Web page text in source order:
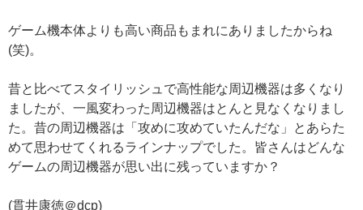
ゲーム機本体よりも高い商品もまれにありましたからね
(笑)。
昔と比べてスタイリッシュで高性能な周辺機器は多くなり
ましたが、一風変わった周辺機器はとんと見なくなりまし
た。昔の周辺機器は「攻めに攻めていたんだな」とあらた
めて思わせてくれるラインナップでした。皆さんはどんな
ゲームの周辺機器が思い出に残っていますか？
(貫井康徳＠dcp)